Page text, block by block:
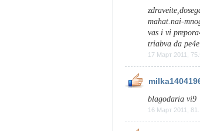
mahat.nai-
vas i vi
triabva da
17 Март 2011,
blagodaria vi9
16 Март 2011,